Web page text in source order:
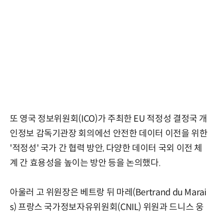
또 영국 정보위원회(ICO)가 주최한 EU 적정성 결정국 개
인정보 감독기관장 회의에선 안전한 데이터 이전을 위한
'적정성' 국가 간 협력 방안, 다양한 데이터 국외 이전 체
계 간 효용성을 높이는 방안 등을 논의했다.
아울러 고 위원장은 베트랑 뒤 마레(Bertrand du Marai
s) 프랑스 국가정보자유위원회(CNIL) 위원과 드니스 웅